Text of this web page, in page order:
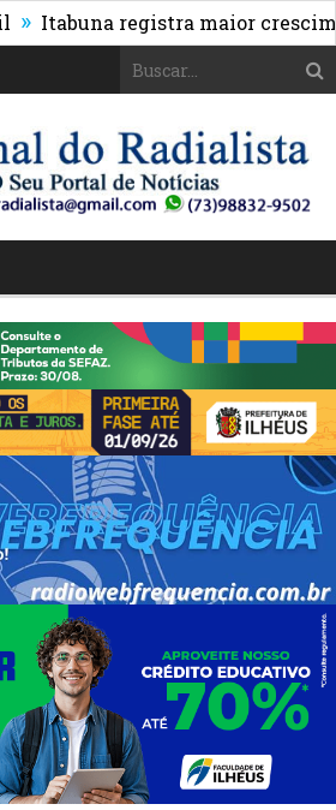
Itabuna registra maior